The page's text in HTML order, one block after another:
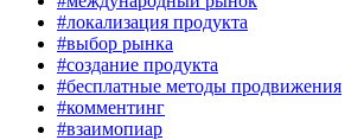
#локализация продукта
#выбор рынка
#создание продукта
#бесплатные методы продвижения
#комментинг
#взаимопиар